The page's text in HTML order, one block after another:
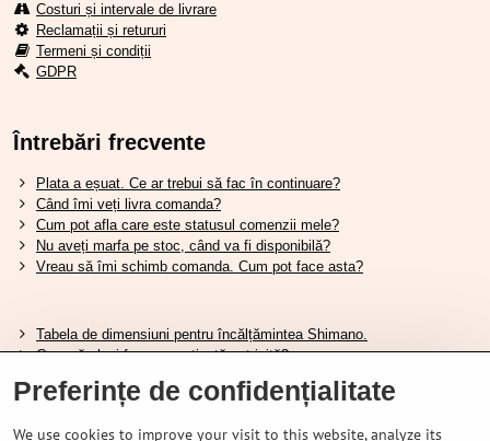
Costuri și intervale de livrare
Reclamații și retururi
Termeni și condiții
GDPR
Întrebări frecvente
Plata a eșuat. Ce ar trebui să fac în continuare?
Când îmi veți livra comanda?
Cum pot afla care este statusul comenzii mele?
Nu aveți marfa pe stoc, când va fi disponibilă?
Vreau să îmi schimb comanda. Cum pot face asta?
Tabela de dimensiuni pentru încălțămintea Shimano.
Cum să alegi furca amortizată potrivită?
Ghidul pentru acumulatorii Shimano.
Preferințe de confidențialitate
We use cookies to improve your visit to this website, analyze its